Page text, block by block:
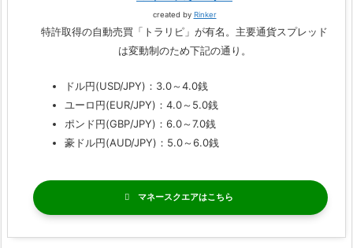
created by Rinker
特許取得の自動売買「トラリピ」が有名。主要通貨スプレッド
は変動制のため下記の通り。
ドル円(USD/JPY)：3.0～4.0銭
ユーロ円(EUR/JPY)：4.0～5.0銭
ポンド円(GBP/JPY)：6.0～7.0銭
豪ドル円(AUD/JPY)：5.0～6.0銭
マネースクエア